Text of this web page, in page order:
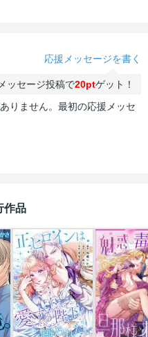
応援メッセージを書く
メッセージ投稿で20ptゲット！
りません。最初の応援メッセ
作品